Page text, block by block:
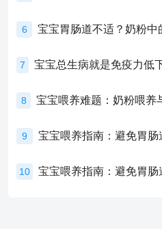
6
7
8
9 宝宝喂养指南：避免胃
10 宝宝喂养指南：避免胃